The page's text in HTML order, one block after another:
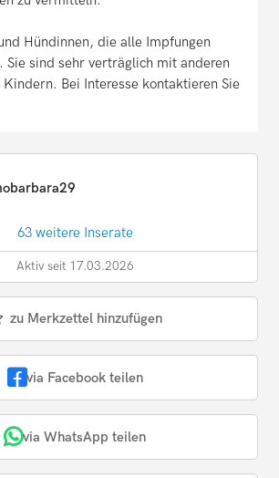
Hündinnen, die alle Impfungen
Sie sind sehr verträglich mit anderen
Kindern. Bei Interesse kontaktieren Sie
63 weitere Inserate
Aktiv seit 17.03.2026
zu Merkzettel hinzufügen
via Facebook teilen
via WhatsApp teilen